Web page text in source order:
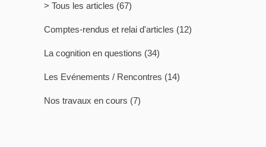
> Tous les articles (67)
Comptes-rendus et relai d'articles (12)
La cognition en questions (34)
Les Evénements / Rencontres (14)
Nos travaux en cours (7)